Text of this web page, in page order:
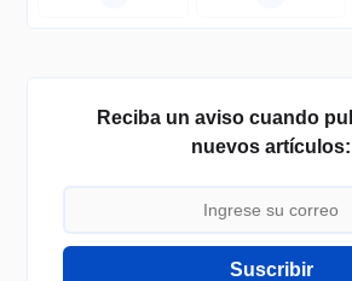
Reciba un aviso cuando
nuevos artículos:
Suscribir